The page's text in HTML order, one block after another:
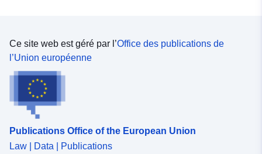
Ce site web est géré par l’Office des publications de
l’Union européenne
Publications Office of the European Union
Law | Data | Publications